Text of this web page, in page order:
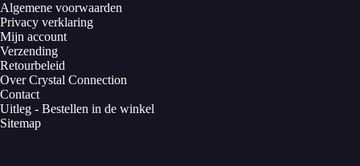
Algemene voorwaarden
Privacy verklaring
Mijn account
Verzending
Retourbeleid
Over Crystal Connection
Contact
Uitleg - Bestellen in de winkel
Sitemap